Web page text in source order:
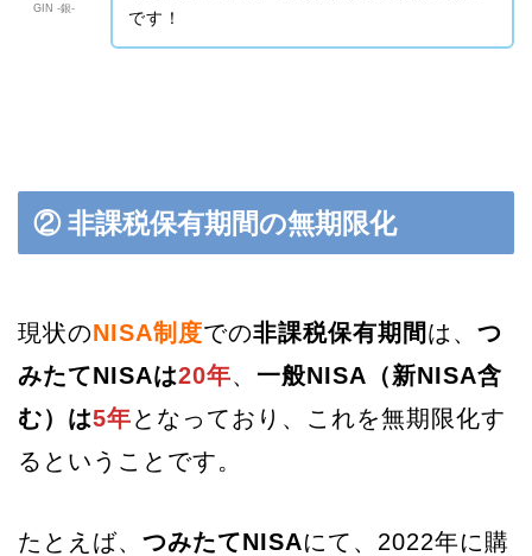
GIN -銀-
です！
② 非課税保有期間の無期限化
現状のNISA制度での非課税保有期間 は、 つ
みたてNISAは20年、 一般NISA（新NISA含
む）は5年となっており、これを無期限化す
るということです。
たとえば、 つみたてNISAにて、2022年に購